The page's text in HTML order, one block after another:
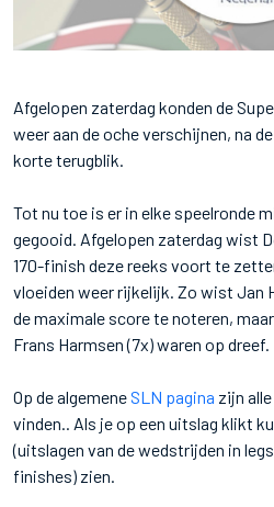
Afgelopen zaterdag konden de
weer aan de oche verschijnen, na
korte terugblik.
Tot nu toe is er in elke speelronde
gegooid. Afgelopen zaterdag wist
170-finish deze reeks voort te
vloeiden weer rijkelijk. Zo wist Jan
de maximale score te noteren,
Frans Harmsen (7x) waren op dreef.
Op de algemeneSLN pagina zijn
vinden.. Als je op een uitslag klikt
(uitslagen van de wedstrijden in
finishes) zien.